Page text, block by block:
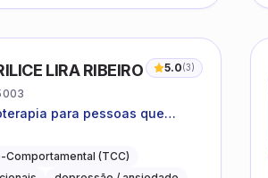
LIRA RIBEIRO 5.0(3)
para pessoas que
com as dificuldades do dia a
Comportamental (TCC)